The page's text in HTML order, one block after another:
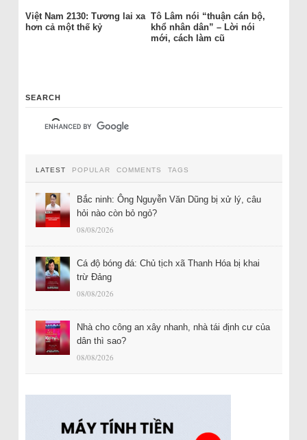
Việt Nam 2130: Tương lai xa
hơn cả một thế kỷ
Tô Lâm nói “thuận cán bộ,
khổ nhân dân” – Lời nói
mới, cách làm cũ
SEARCH
LATEST POPULAR COMMENTS TAGS
Bắc ninh: Ông Nguyễn Văn Dũng bị xử lý, câu
hỏi nào còn bỏ ngỏ?
08/08/2026
Cá độ bóng đá: Chủ tịch xã Thanh Hóa bị khai
trừ Đảng
08/08/2026
Nhà cho công an xây nhanh, nhà tái định cư của
dân thì sao?
08/08/2026